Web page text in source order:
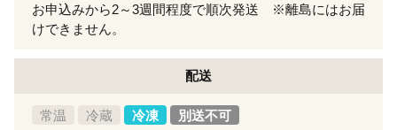
お申込みから2～3週間程度で順次発送 ※離島にはお届
けできません。
配送
常温 冷蔵 冷凍 別送不可